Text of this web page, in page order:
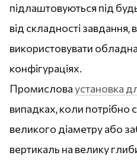
підлаштовуються під
від складності
використовувати
конфігураціях.
Промисловаустановка
випадках, коли потрібно
великого діаметру або
вертикаль на велику